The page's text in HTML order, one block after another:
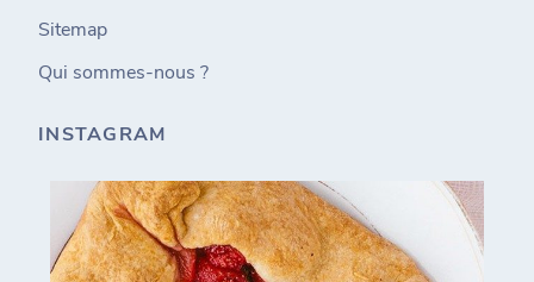
Sitemap
Qui sommes-nous ?
INSTAGRAM